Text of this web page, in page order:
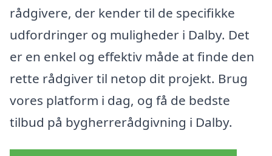
rådgivere, der kender til de specifikke
udfordringer og muligheder i Dalby. Det
er en enkel og effektiv måde at finde den
rette rådgiver til netop dit projekt. Brug
vores platform i dag, og få de bedste
tilbud på bygherrerådgivning i Dalby.